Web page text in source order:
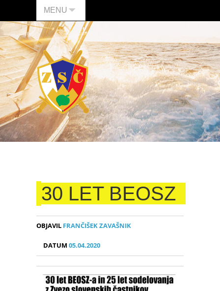
MENU
30 LET BEOSZ
OBJAVIL FRANČIŠEK ZAVAŠNIK
DATUM05.04.2020